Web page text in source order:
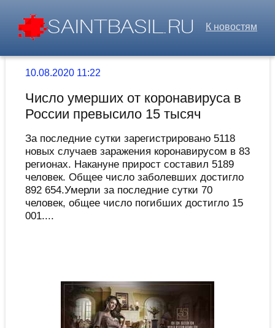
К новостям
10.08.2020 11:22
Число умерших от коронавируса в
России превысило 15 тысяч
За последние сутки зарегистрировано 5118
новых случаев заражения коронавирусом в 83
регионах. Накануне прирост составил 5189
человек. Общее число заболевших достигло
892 654.Умерли за последние сутки 70
человек, общее число погибших достигло 15
001....